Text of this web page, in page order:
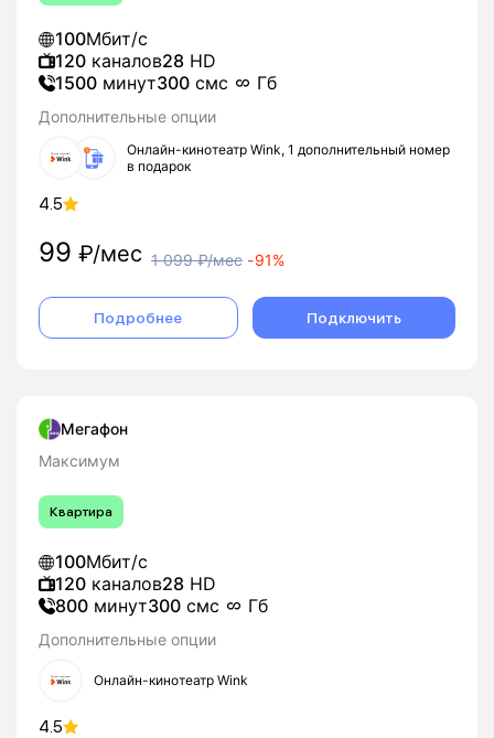
100Мбит/с
120 каналов28 HD
1500 минут300 смс Гб
Дополнительные опции
Онлайн-кинотеатр Wink, 1 дополнительный номер
в подарок
4.5
99 ₽/мес 1 099₽/мес -91%
Подробнее Подключить
Мегафон
Максимум
Квартира
100Мбит/с
120 каналов28 HD
800 минут300 смс Гб
Дополнительные опции
Онлайн-кинотеатр Wink
4.5